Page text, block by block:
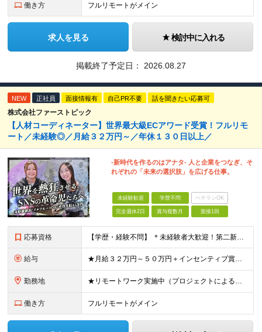
働き方 フルリモートがメイン
求人を見る 検討中に入れる
掲載終了予定日： 2026.08.27
NEW 正社員 面接情報有 自己PR不要 話を聞きたい応募可
株式会社ファーストピック
【人材コーディネーター】世界最大級ECアワード受賞！フルリモ
ート／未経験◎／月給３２万円～／年休１３０日以上／
-新時代を作るのはアナタ- 人と企業をつなぎ、そ
れぞれの「未来の選択肢」を広げる仕事。
未経験歓迎 学歴不問 ベテランOK
完全週休2日 賞与複数月 面接1回
応募資格 【学歴・経験不問】 ＊未経験者大歓迎！第二新卒歓迎/充実研修/WEB面接可能＊ 「 営業ってなんとなく難しそう・・・ 」 「 AIとかSNSなんて分からない・・・ 」 という未経験の方でも安心して
給与 ★月給３２万円～５０万円＋インセンティブ賞与＋決算賞与★ （30時間の固定残業代、一律月54,750円を含む。超過分は支給） ※経験・スキルを考慮の上、決定 ※昇給：随時あり 【インセンティブについ
勤務地 ★リモートワーク実施中（プロジェクトによる） ※一部フルリモートあり 【本社】 東京都千代田区五番町4-8 日立五番町ビル 5F 【その他勤務先】 ・北海道札幌市中央区大通東 ・宮城県仙台市青葉区
働き方 フルリモートがメイン